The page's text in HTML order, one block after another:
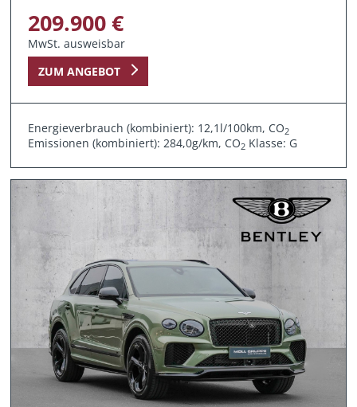
209.900 €
MwSt. ausweisbar
ZUM ANGEBOT
Energieverbrauch (kombiniert): 12,1l/100km, CO2
Emissionen (kombiniert): 284,0g/km, CO2 Klasse: G